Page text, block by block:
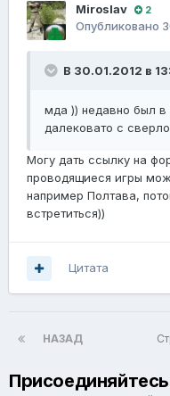
Miroslav 2
Опубликовано
В 30.01.2012 в
мда )) недавно был
далековато с
Могу дать ссылку на
проводящиеся игры
например Полтава,
встретиться))
Цитата
НАЗАД